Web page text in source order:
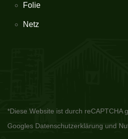
Folie
Netz
*Diese Website ist durch reCAPTCHA
Googles Datenschutzerklärung und